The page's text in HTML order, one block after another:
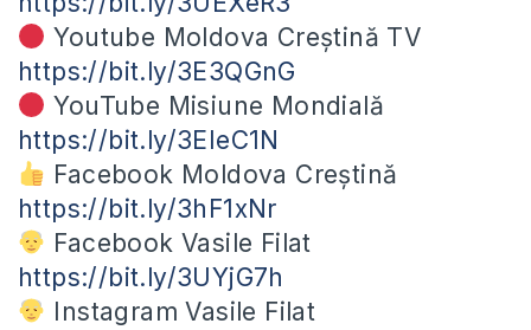
Youtube Moldova Creștină TV
https://bit.ly/3E3QGnG
YouTube Misiune Mondială
https://bit.ly/3EIeC1N
Facebook Moldova Creștină
https://bit.ly/3hF1xNr
Facebook Vasile Filat
https://bit.ly/3UYjG7h
Instagram Vasile Filat